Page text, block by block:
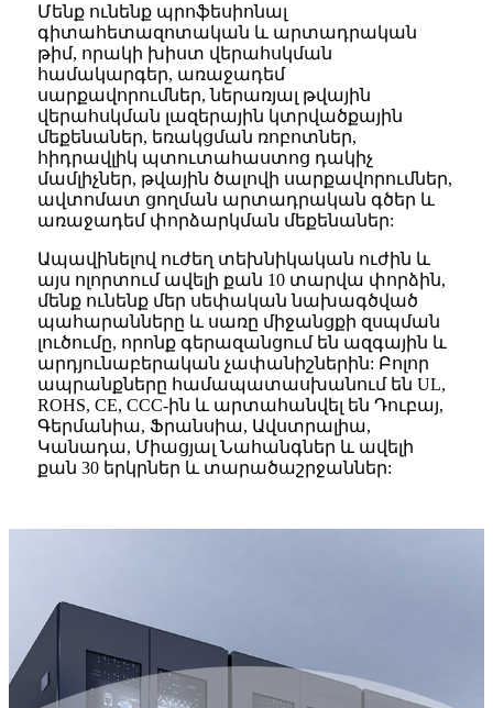
Մենք ունենք պրոֆեսիոնալ
գիտահետազոտական ​​և արտադրական
թիմ, որակի խիստ վերահսկման
համակարգեր, առաջադեմ
սարքավորումներ, ներառյալ թվային
վերահսկման լազերային կտրվածքային
մեքենաներ, եռակցման ռոբոտներ,
հիդրավլիկ պտուտահաստոց դակիչ
մամլիչներ, թվային ծալովի սարքավորումներ,
ավտոմատ ցողման արտադրական գծեր և
առաջադեմ փորձարկման մեքենաներ:
Ապավինելով ուժեղ տեխնիկական ուժին և
այս ոլորտում ավելի քան 10 տարվա փորձին,
մենք ունենք մեր սեփական նախագծված
պահարանները և սառը միջանցքի զսպման
լուծումը, որոնք գերազանցում են ազգային և
արդյունաբերական չափանիշներին: Բոլոր
ապրանքները համապատասխանում են UL,
ROHS, CE, CCC-ին և արտահանվել են Դուբայ,
Գերմանիա, Ֆրանսիա, Ավստրալիա,
Կանադա, Միացյալ Նահանգներ և ավելի
քան 30 երկրներ և տարածաշրջաններ: